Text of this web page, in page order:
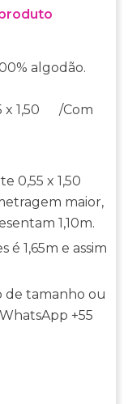
algodão.
x 1,50 /Com
0,55 x 1,50
maior,
1,10m.
é 1,65m e assim
de tamanho ou
+55